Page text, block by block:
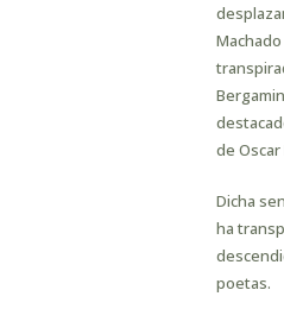
de Oscar
Dicha
ha
poetas.